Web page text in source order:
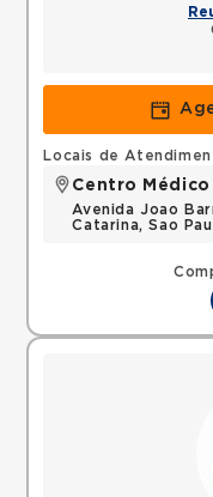
Locais de
Centro Médico
Avenida Joao
Catarina, Sao